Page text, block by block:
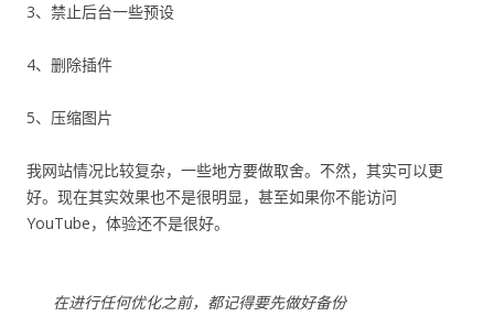
3、禁止后台一些预设
4、删除插件
5、压缩图片
我网站情况比较复杂，一些地方要做取舍。不然，其实可以更
好。现在其实效果也不是很明显，甚至如果你不能访问
YouTube，体验还不是很好。
在进行任何优化之前，都记得要先做好备份